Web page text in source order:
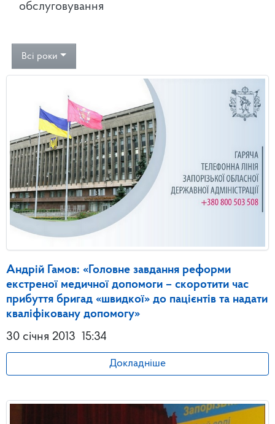
обслуговування
Всі роки
Андрій Гамов: «Головне завдання реформи
екстреної медичної допомоги – скоротити час
прибуття бригад «швидкої» до пацієнтів та надати
кваліфіковану допомогу»
30 січня 2013 15:34
Докладніше